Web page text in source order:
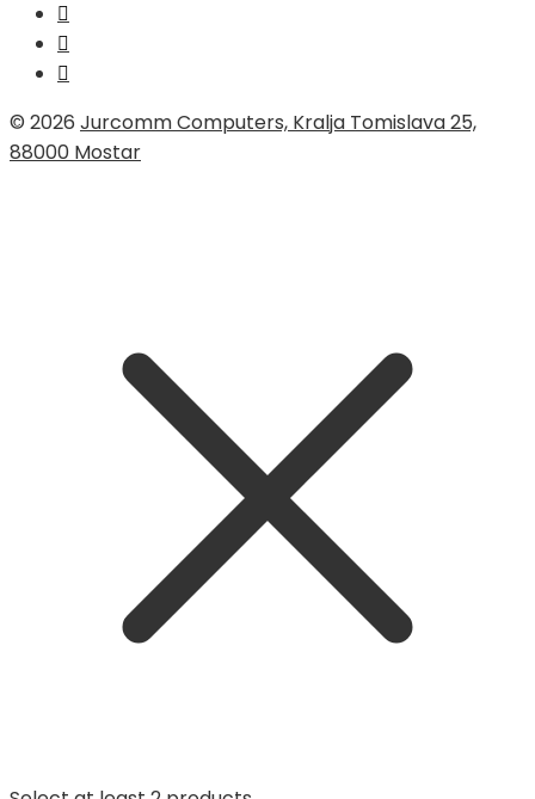
© 2026 Jurcomm Computers, Kralja Tomislava 25,
88000 Mostar